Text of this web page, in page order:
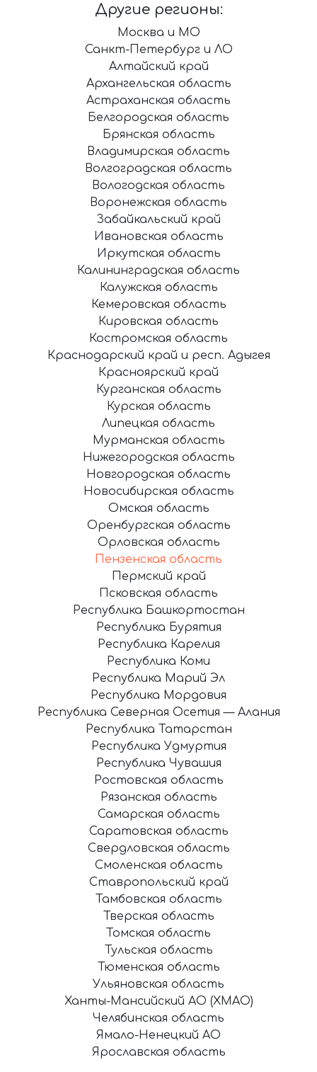
Другие регионы:
Москва и МО
Санкт-Петербург и ЛО
Алтайский край
Архангельская область
Астраханская область
Белгородская область
Брянская область
Владимирская область
Волгоградская область
Вологодская область
Воронежская область
Забайкальский край
Ивановская область
Иркутская область
Калининградская область
Калужская область
Кемеровская область
Кировская область
Костромская область
Краснодарский край и респ. Адыгея
Красноярский край
Курганская область
Курская область
Липецкая область
Мурманская область
Нижегородская область
Новгородская область
Новосибирская область
Омская область
Оренбургская область
Орловская область
Пензенская область
Пермский край
Псковская область
Республика Башкортостан
Республика Бурятия
Республика Карелия
Республика Коми
Республика Марий Эл
Республика Мордовия
Республика Северная Осетия — Алания
Республика Татарстан
Республика Удмуртия
Республика Чувашия
Ростовская область
Рязанская область
Самарская область
Саратовская область
Свердловская область
Смоленская область
Ставропольский край
Тамбовская область
Тверская область
Томская область
Тульская область
Тюменская область
Ульяновская область
Ханты-Мансийский АО (ХМАО)
Челябинская область
Ямало-Ненецкий АО
Ярославская область